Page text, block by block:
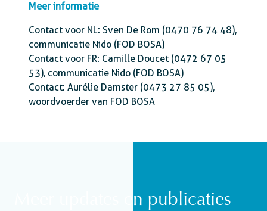
Meer informatie
Contact voor NL: Sven De Rom (0470 76 74 48),
communicatie Nido (FOD BOSA)
Contact voor FR: Camille Doucet (0472 67 05
53), communicatie Nido (FOD BOSA)
Contact: Aurélie Damster (0473 27 85 05),
woordvoerder van FOD BOSA
Meer updates en publicaties